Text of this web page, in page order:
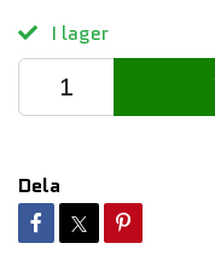
I lager
Dela